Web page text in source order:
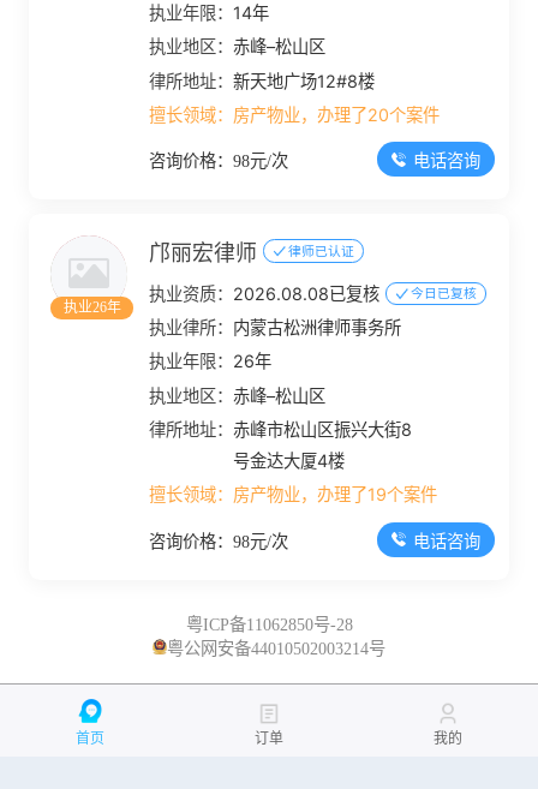
510、1#040511、
1#-1-601
执业年限： 14年
执业地区：赤峰–松山区
律所地址：新天地广场12#8楼
擅长领域： 房产物业，办理了20个案件
咨询价格：98元/次 电话咨询
执业26年
邝丽宏律师 律师已认证
执业资质： 2026.08.08已复核 今日已复核
执业律所： 内蒙古松洲律师事务所
执业年限： 26年
执业地区：赤峰–松山区
律所地址：赤峰市松山区振兴大街8
号金达大厦4楼
擅长领域： 房产物业，办理了19个案件
咨询价格：98元/次 电话咨询
粤ICP备11062850号-28
粤公网安备44010502003214号
首页 订单 我的